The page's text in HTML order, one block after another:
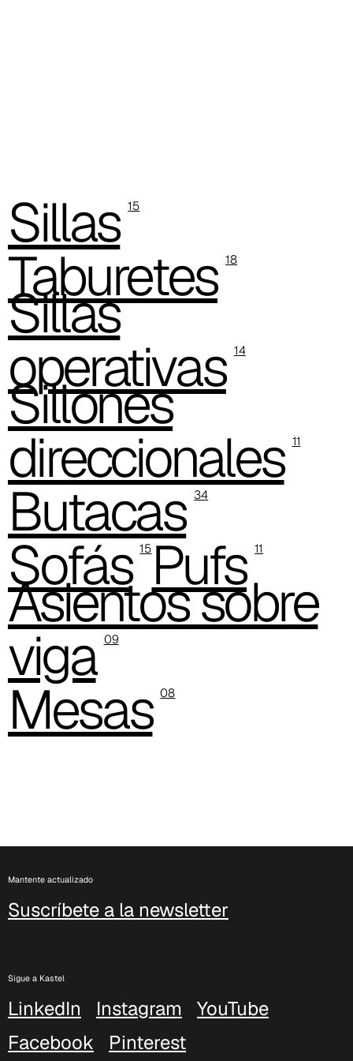
Sillas 15
Taburetes 18
Sillas
operativas 14
Sillones
direccionales 11
Butacas 34
Sofás 15Pufs 11
Asientos sobre
viga 09
Mesas 08
Mantente actualizado
Suscríbete a la newsletter
Sigue a Kastel
LinkedIn Instagram
YouTube
Facebook
Pinterest